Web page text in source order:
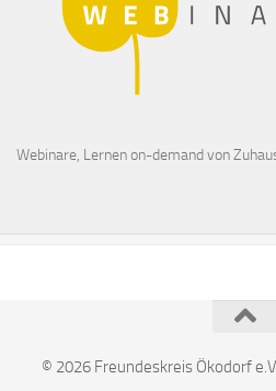
Webinare, Lernen on-demand von
© 2026 Freundeskreis Ökodorf